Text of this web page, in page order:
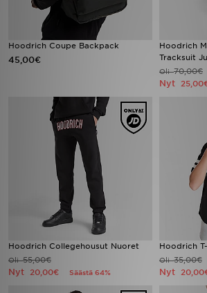
Hoodrich Coupe Backpack
45,00€
Hoodrich
Tracksuit
Oli70,00€
Nyt
Hoodrich Collegehousut Nuoret
Oli55,00€
Nyt 20,00€ Säästä 64%
Hoodrich
Oli35,00€
Nyt